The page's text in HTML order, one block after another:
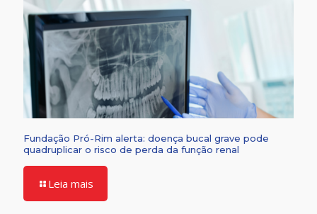
Fundação Pró-Rim alerta: doença bucal grave pode
quadruplicar o risco de perda da função renal
Leia mais